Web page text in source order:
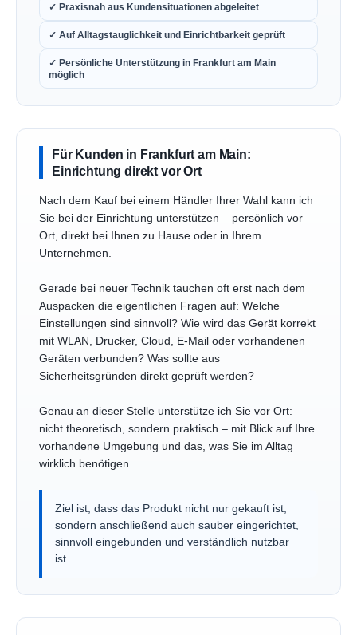
✓ Praxisnah aus Kundensituationen abgeleitet
✓ Auf Alltagstauglichkeit und Einrichtbarkeit geprüft
✓ Persönliche Unterstützung in Frankfurt am Main
möglich
Für Kunden in Frankfurt am Main:
Einrichtung direkt vor Ort
Nach dem Kauf bei einem Händler Ihrer Wahl kann ich
Sie bei der Einrichtung unterstützen – persönlich vor
Ort, direkt bei Ihnen zu Hause oder in Ihrem
Unternehmen.
Gerade bei neuer Technik tauchen oft erst nach dem
Auspacken die eigentlichen Fragen auf: Welche
Einstellungen sind sinnvoll? Wie wird das Gerät korrekt
mit WLAN, Drucker, Cloud, E-Mail oder vorhandenen
Geräten verbunden? Was sollte aus
Sicherheitsgründen direkt geprüft werden?
Genau an dieser Stelle unterstütze ich Sie vor Ort:
nicht theoretisch, sondern praktisch – mit Blick auf Ihre
vorhandene Umgebung und das, was Sie im Alltag
wirklich benötigen.
Ziel ist, dass das Produkt nicht nur gekauft ist,
sondern anschließend auch sauber eingerichtet,
sinnvoll eingebunden und verständlich nutzbar
ist.